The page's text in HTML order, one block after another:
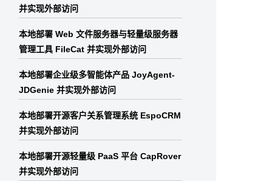
并实现外部访问
本地部署 Web 文件服务器与轻量级服务器
管理工具 FileCat 并实现外部访问
本地部署企业级多智能体产品 JoyAgent-
JDGenie 并实现外部访问
本地部署开源客户关系管理系统 EspoCRM
并实现外部访问
本地部署开源轻量级 PaaS 平台 CapRover
并实现外部访问